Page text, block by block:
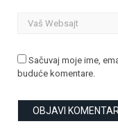
Sačuvaj moje ime,
buduće komentare.